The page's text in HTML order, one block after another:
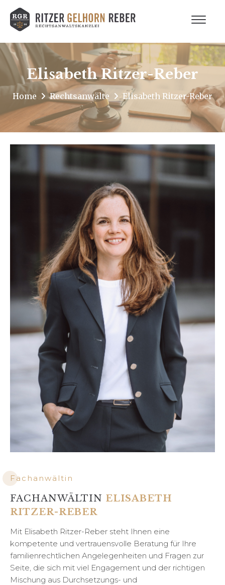
Elisabeth Ritzer-Reber
Home Rechtsanwälte Elisabeth Ritzer-Reber
Fachanwältin
FACHANWÄLTIN ELISABETH
RITZER-REBER
Mit Elisabeth Ritzer-Reber steht Ihnen eine
kompetente und vertrauensvolle Beratung für Ihre
familienrechtlichen Angelegenheiten und Fragen zur
Seite, die sich mit viel Engagement und der richtigen
Mischung aus Durchsetzungs- und